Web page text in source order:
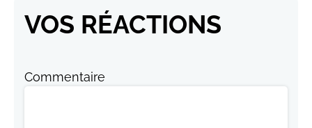
VOS RÉACTIONS
Commentaire